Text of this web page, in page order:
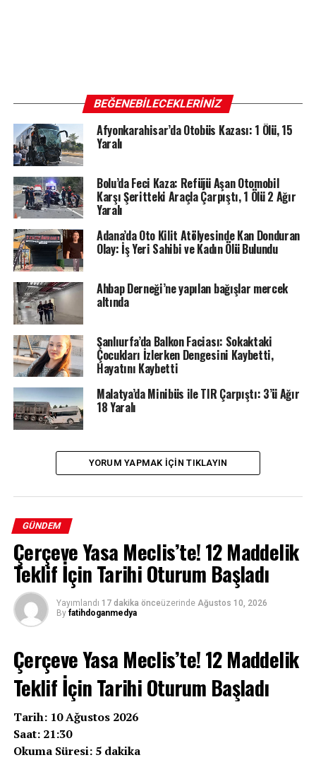
BEĞENEBILECEKLERINIZ
Afyonkarahisar’da Otobüs Kazası: 1 Ölü, 15
Yaralı
Bolu’da Feci Kaza: Refüjü Aşan Otomobil
Karşı Şeritteki Araçla Çarpıştı, 1 Ölü 2 Ağır
Yaralı
Adana’da Oto Kilit Atölyesinde Kan Donduran
Olay: İş Yeri Sahibi ve Kadın Ölü Bulundu
Ahbap Derneği’ne yapılan bağışlar mercek
altında
Şanlıurfa’da Balkon Faciası: Sokaktaki
Çocukları İzlerken Dengesini Kaybetti,
Hayatını Kaybetti
Malatya’da Minibüs ile TIR Çarpıştı: 3’ü Ağır
18 Yaralı
YORUM YAPMAK IÇIN TIKLAYIN
GÜNDEM
Çerçeve Yasa Meclis’te! 12 Maddelik
Teklif İçin Tarihi Oturum Başladı
Yayımlandı 17 dakika önceüzerinde Ağustos 10, 2026
By fatihdoganmedya
Çerçeve Yasa Meclis’te! 12 Maddelik
Teklif İçin Tarihi Oturum Başladı
Tarih: 10 Ağustos 2026
Saat: 21:30
Okuma Süresi: 5 dakika